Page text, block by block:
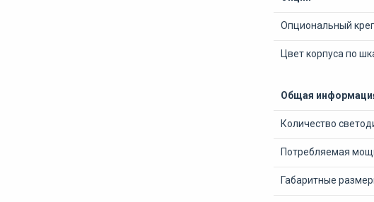
Опциональный
Цвет корпуса по
Общая
Количество
Потребляемая
Габаритные